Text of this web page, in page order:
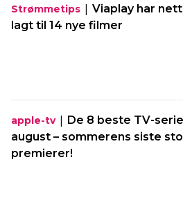
Strømmetips | Viaplay har
lagt til 14 nye filmer
apple-tv| De 8 beste TV-
august – sommerens siste
premierer!